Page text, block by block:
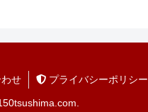
せ プライバシーポリシー